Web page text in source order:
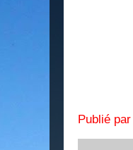
Publié par